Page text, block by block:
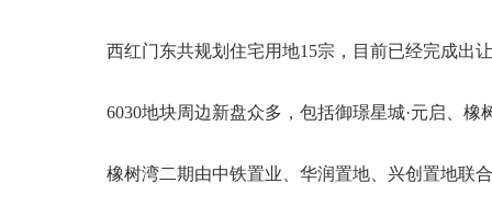
西红门东共规划住宅用地15宗，目前已经完成出
6030地块周边新盘众多，包括御璟星城·元启、
橡树湾二期由中铁置业、华润置地、兴创置地联